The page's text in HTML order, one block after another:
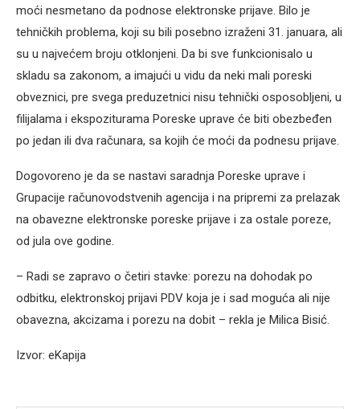
moći nesmetano da podnose elektronske prijave. Bilo je
tehničkih problema, koji su bili posebno izraženi 31. januara, ali
su u najvećem broju otklonjeni. Da bi sve funkcionisalo u
skladu sa zakonom, a imajući u vidu da neki mali poreski
obveznici, pre svega preduzetnici nisu tehnički osposobljeni, u
filijalama i ekspoziturama Poreske uprave će biti obezbeđen
po jedan ili dva računara, sa kojih će moći da podnesu prijave.
Dogovoreno je da se nastavi saradnja Poreske uprave i
Grupacije računovodstvenih agencija i na pripremi za prelazak
na obavezne elektronske poreske prijave i za ostale poreze,
od jula ove godine.
– Radi se zapravo o četiri stavke: porezu na dohodak po
odbitku, elektronskoj prijavi PDV koja je i sad moguća ali nije
obavezna, akcizama i porezu na dobit – rekla je Milica Bisić.
Izvor: eKapija